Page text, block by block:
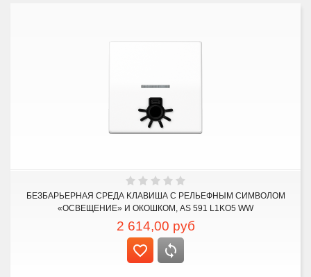
БЕЗБАРЬЕРНАЯ СРЕДА KЛАВИША С РЕЛЬЕФНЫМ СИМВОЛОМ
«ОСВЕЩЕНИЕ» И ОКОШКОМ, AS 591 L1KO5 WW
2 614,00 руб